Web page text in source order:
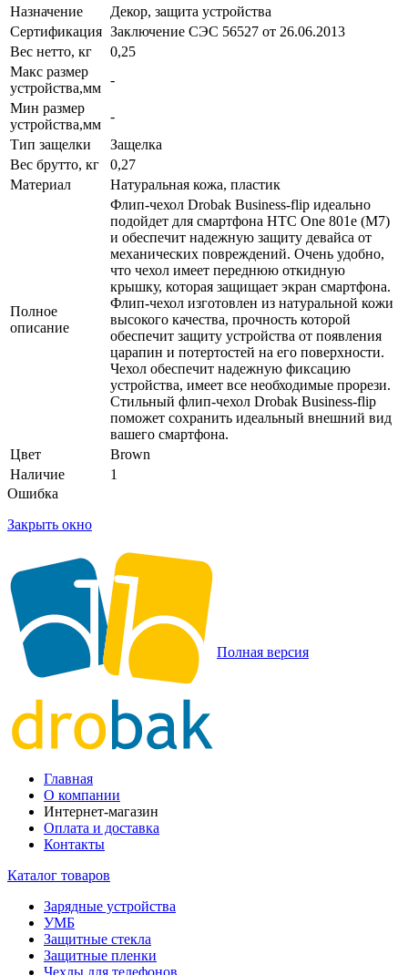
Назначение
Декор, защита устройства
Сертификация Заключение СЭС 56527 от 26.06.2013
Вес нетто, кг
0,25
Макс размер
устройства,мм
-
Мин размер
устройства,мм
-
Тип защелки
Защелка
Вес брутто, кг
0,27
Материал
Натуральная кожа, пластик
Полное
описание
Флип-чехол Drobak Business-flip идеально
подойдет для смартфона HTC One 801e (M7)
и обеспечит надежную защиту девайса от
механических повреждений. Очень удобно,
что чехол имеет переднюю откидную
крышку, которая защищает экран смартфона.
Флип-чехол изготовлен из натуральной кожи
высокого качества, прочность которой
обеспечит защиту устройства от появления
царапин и потертостей на его поверхности.
Чехол обеспечит надежную фиксацию
устройства, имеет все необходимые прорези.
Стильный флип-чехол Drobak Business-flip
поможет сохранить идеальный внешний вид
вашего смартфона.
Цвет
Brown
Наличие
1
Ошибка
Закрыть окно
Полная версия
Главная
О компании
Интернет-магазин
Оплата и доставка
Контакты
Каталог товаров
Зарядные устройства
УМБ
Защитные стекла
Защитные пленки
Чехлы для телефонов